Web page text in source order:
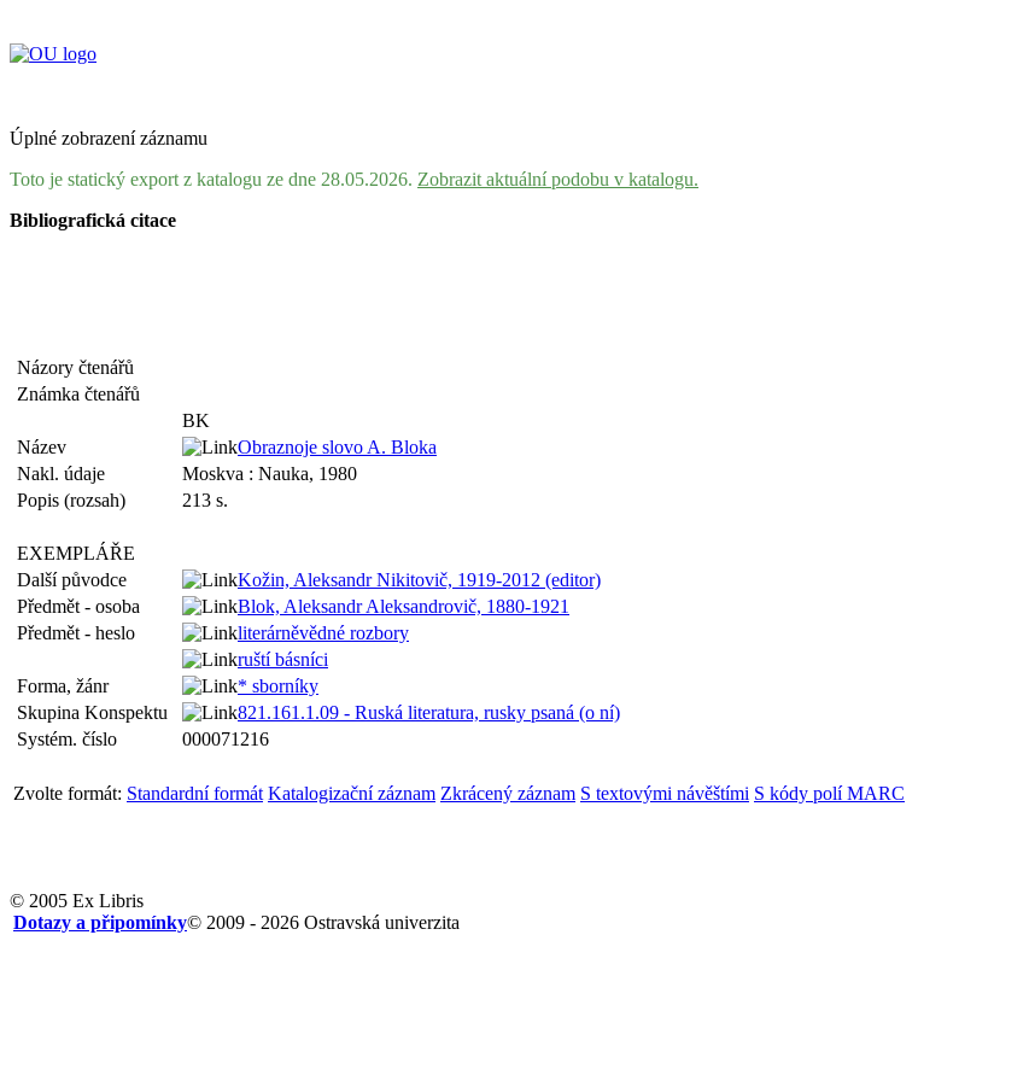
Úplné zobrazení záznamu
Toto je statický export z katalogu ze dne 28.05.2026. Zobrazit aktuální podobu v katalogu.
Bibliografická citace
Názory čtenářů
Známka čtenářů
BK
Název
Obraznoje slovo A. Bloka
Nakl. údaje
Moskva : Nauka, 1980
Popis (rozsah)
213 s.
EXEMPLÁŘE
Další původce
Kožin, Aleksandr Nikitovič, 1919-2012 (editor)
Předmět - osoba
Blok, Aleksandr Aleksandrovič, 1880-1921
Předmět - heslo
literárněvědné rozbory
ruští básníci
Forma, žánr
* sborníky
Skupina Konspektu
821.161.1.09 - Ruská literatura, rusky psaná (o ní)
Systém. číslo
000071216
Zvolte formát: Standardní formát Katalogizační záznam Zkrácený záznam S textovými návěštími S kódy polí MARC
© 2005 Ex Libris
© 2009 - 2026 Ostravská univerzita
Dotazy a připomínky